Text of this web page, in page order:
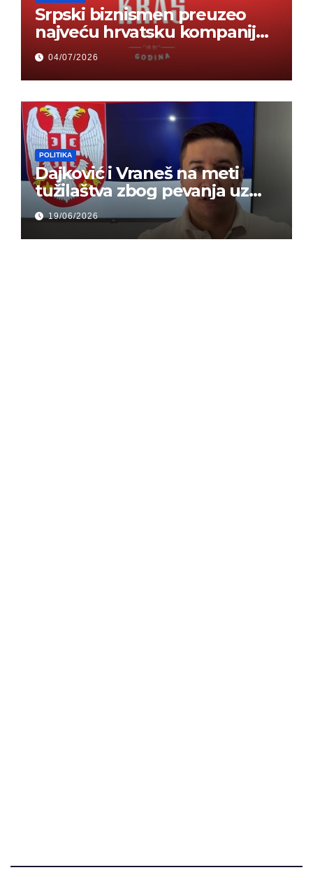
Srpski biznismen preuzeo
najveću hrvatsku kompaniju i
ponos zemlje – Hrvati ne
mogu da veruju
04/07/2026
POLITIKA
Dajković i Vraneš na meti
tužilaštva zbog pevanja uz
gusle
19/06/2026